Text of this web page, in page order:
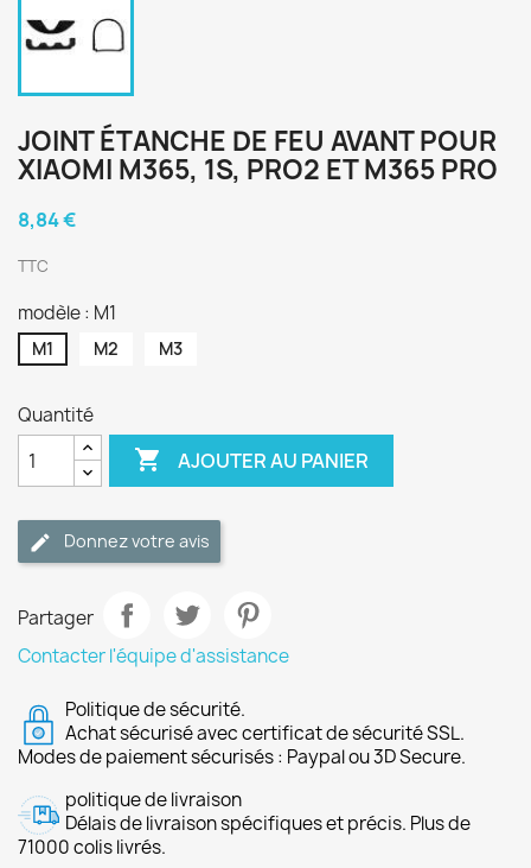
JOINT ÉTANCHE DE FEU AVANT POUR
XIAOMI M365, 1S, PRO2 ET M365 PRO
8,84 €
TTC
modèle : M1
M1 M2 M3
Quantité
 AJOUTER AU PANIER
Donnez votre avis
Partager
Contacter l'équipe d'assistance
Politique de sécurité.
Achat sécurisé avec certificat de sécurité SSL.
Modes de paiement sécurisés : Paypal ou 3D Secure.
politique de livraison
Délais de livraison spécifiques et précis. Plus de
71000 colis livrés.